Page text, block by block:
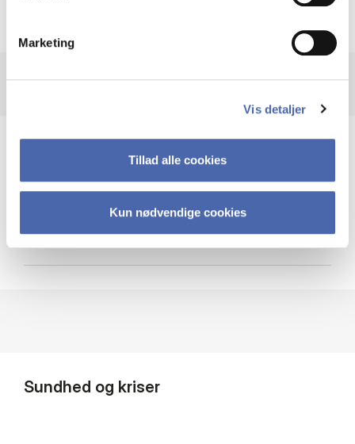
Marketing
Vis detaljer
Tillad alle cookies
Kun nødvendige cookies
Cybersikkerhed
Sundhed og kriser